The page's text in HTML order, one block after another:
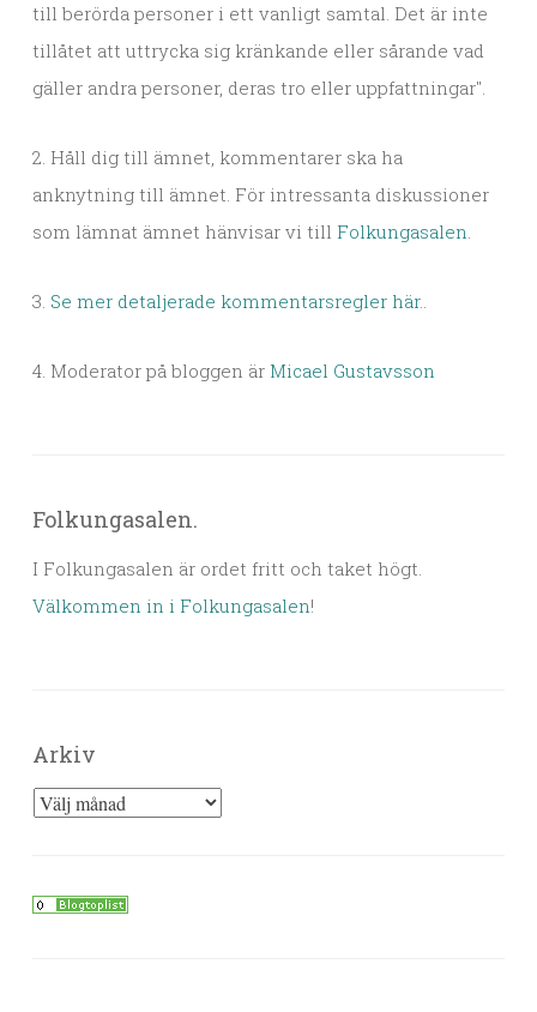
till berörda personer i ett vanligt samtal. Det är inte
tillåtet att uttrycka sig kränkande eller sårande vad
gäller andra personer, deras tro eller uppfattningar".
2. Håll dig till ämnet, kommentarer ska ha
anknytning till ämnet. För intressanta diskussioner
som lämnat ämnet hänvisar vi till Folkungasalen.
3. Se mer detaljerade kommentarsregler här..
4. Moderator på bloggen är Micael Gustavsson
Folkungasalen.
I Folkungasalen är ordet fritt och taket högt.
Välkommen in i Folkungasalen!
Arkiv
Arkiv